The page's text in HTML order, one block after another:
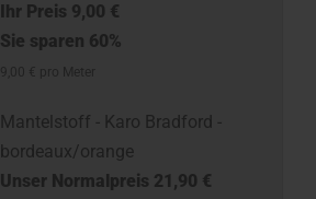
Ihr Preis 9,00 €
Sie sparen 60%
Mantelstoff - Karo Bradford -
bordeaux/orange
Unser Normalpreis 21,90 €